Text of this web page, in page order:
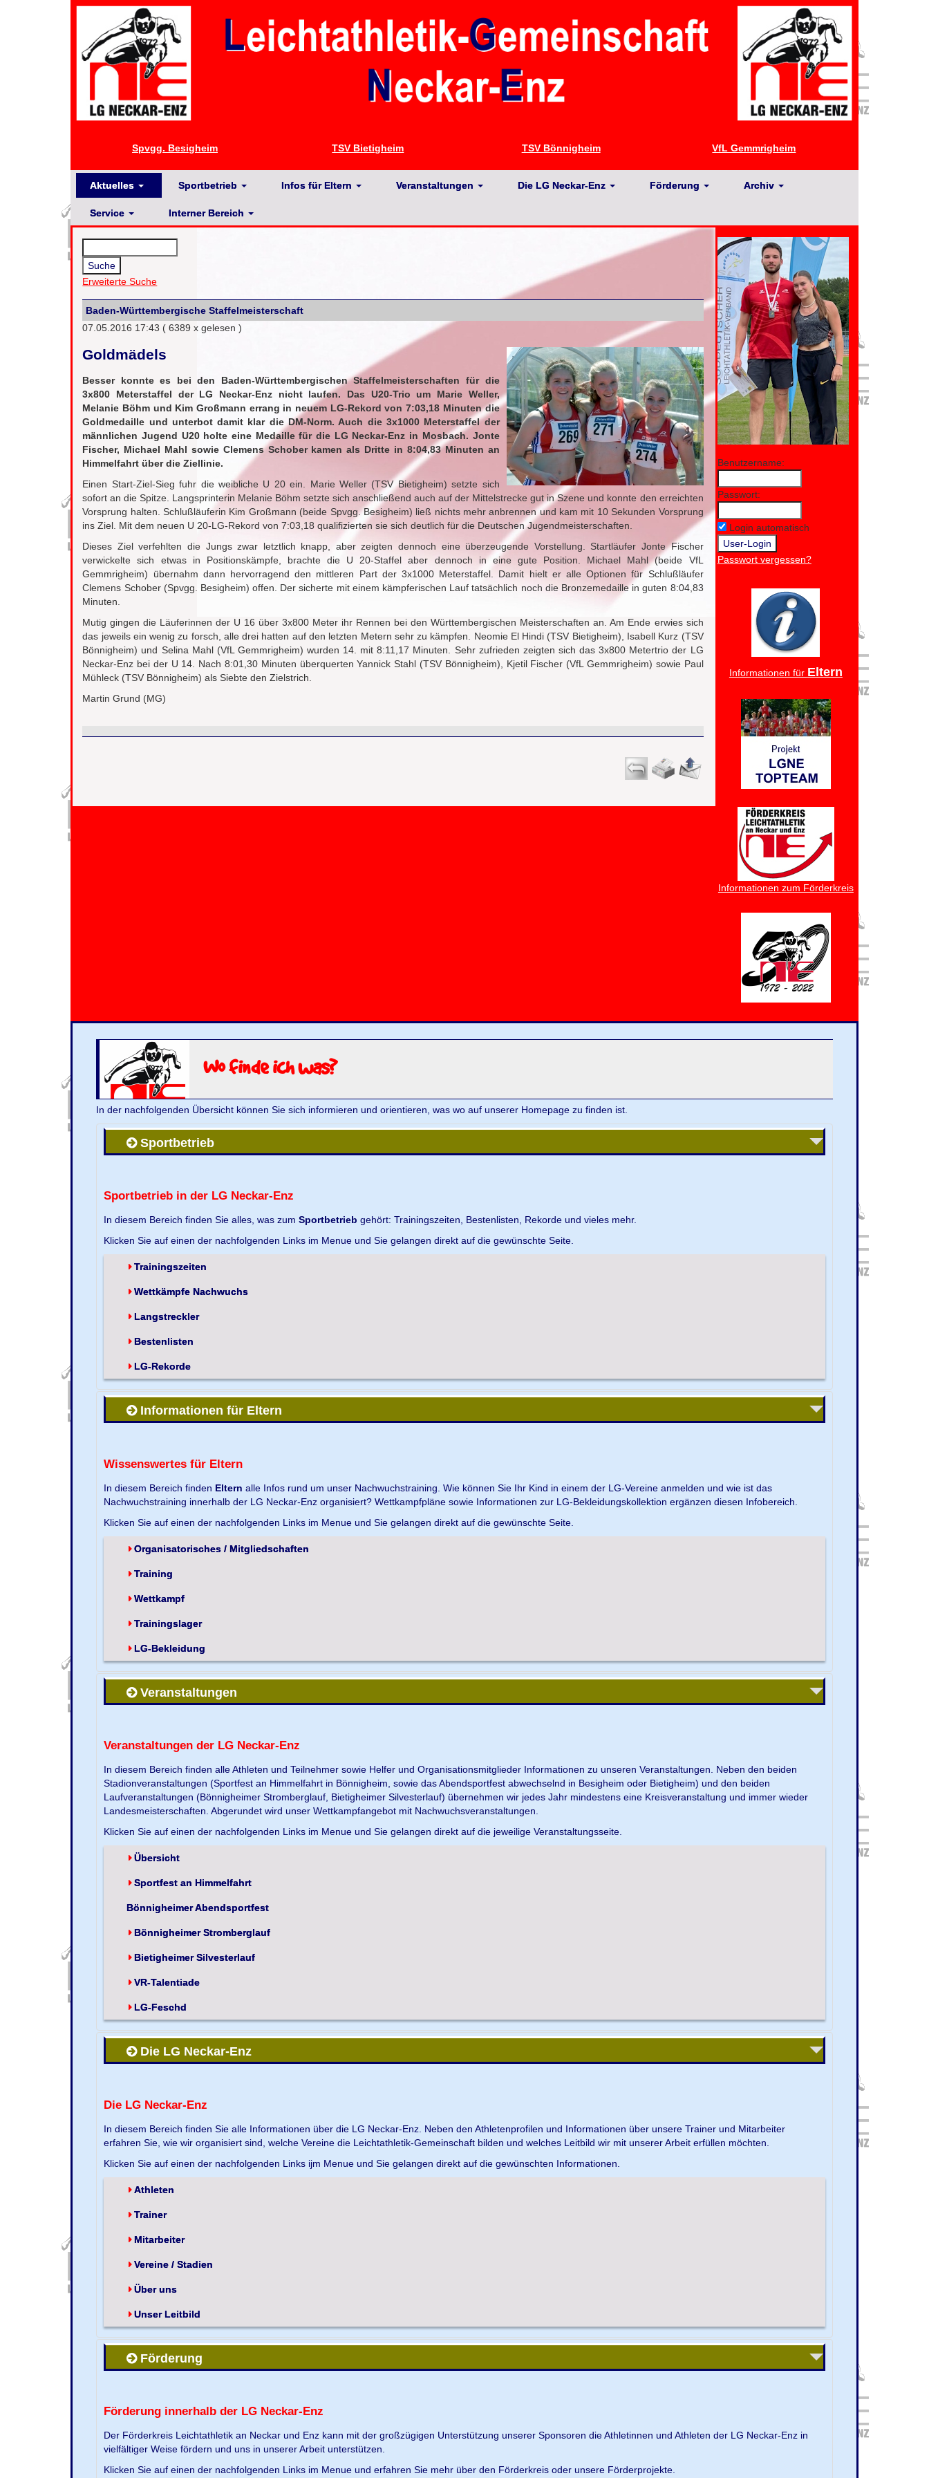
Spvgg. Besigheim TSV Bietigheim TSV Bönnigheim VfL Gemmrigheim
Aktuelles Sportbetrieb Infos für Eltern Veranstaltungen Die LG Neckar-Enz Förderung Archiv
Service Interner Bereich
Erweiterte Suche
Baden-Württembergische Staffelmeisterschaft
07.05.2016 17:43 ( 6389 x gelesen )
Goldmädels
Besser konnte es bei den Baden-Württembergischen Staffelmeisterschaften für die
3x800 Meterstaffel der LG Neckar-Enz nicht laufen. Das U20-Trio um Marie Weller,
Melanie Böhm und Kim Großmann errang in neuem LG-Rekord von 7:03,18 Minuten die
Goldmedaille und unterbot damit klar die DM-Norm. Auch die 3x1000 Meterstaffel der
männlichen Jugend U20 holte eine Medaille für die LG Neckar-Enz in Mosbach. Jonte
Fischer, Michael Mahl sowie Clemens Schober kamen als Dritte in 8:04,83 Minuten an
Himmelfahrt über die Ziellinie.
Einen Start-Ziel-Sieg fuhr die weibliche U 20 ein. Marie Weller (TSV Bietigheim) setzte sich
sofort an die Spitze. Langsprinterin Melanie Böhm setzte sich anschließend auch auf der Mittelstrecke gut in Szene und konnte den erreichten
Vorsprung halten. Schlußläuferin Kim Großmann (beide Spvgg. Besigheim) ließ nichts mehr anbrennen und kam mit 10 Sekunden Vorsprung
ins Ziel. Mit dem neuen U 20-LG-Rekord von 7:03,18 qualifizierten sie sich deutlich für die Deutschen Jugendmeisterschaften.
Dieses Ziel verfehlten die Jungs zwar letztlich knapp, aber zeigten dennoch eine überzeugende Vorstellung. Startläufer Jonte Fischer
verwickelte sich etwas in Positionskämpfe, brachte die U 20-Staffel aber dennoch in eine gute Position. Michael Mahl (beide VfL
Gemmrigheim) übernahm dann hervorragend den mittleren Part der 3x1000 Meterstaffel. Damit hielt er alle Optionen für Schlußläufer
Clemens Schober (Spvgg. Besigheim) offen. Der sicherte mit einem kämpferischen Lauf tatsächlich noch die Bronzemedaille in guten 8:04,83
Minuten.
Mutig gingen die Läuferinnen der U 16 über 3x800 Meter ihr Rennen bei den Württembergischen Meisterschaften an. Am Ende erwies sich
das jeweils ein wenig zu forsch, alle drei hatten auf den letzten Metern sehr zu kämpfen. Neomie El Hindi (TSV Bietigheim), Isabell Kurz (TSV
Bönnigheim) und Selina Mahl (VfL Gemmrigheim) wurden 14. mit 8:11,17 Minuten. Sehr zufrieden zeigten sich das 3x800 Metertrio der LG
Neckar-Enz bei der U 14. Nach 8:01,30 Minuten überquerten Yannick Stahl (TSV Bönnigheim), Kjetil Fischer (VfL Gemmrigheim) sowie Paul
Mühleck (TSV Bönnigheim) als Siebte den Zielstrich.
Martin Grund (MG)
Benutzername:
Passwort:
Login automatisch
Passwort vergessen?
Informationen für Eltern
Informationen zum Förderkreis
Wo finde ich was?
In der nachfolgenden Übersicht können Sie sich informieren und orientieren, was wo auf unserer Homepage zu finden ist.
Sportbetrieb
Sportbetrieb in der LG Neckar-Enz
In diesem Bereich finden Sie alles, was zumSportbetrieb gehört: Trainingszeiten, Bestenlisten, Rekorde und vieles mehr.
Klicken Sie auf einen der nachfolgenden Links im Menue und Sie gelangen direkt auf die gewünschte Seite.
Trainingszeiten
Wettkämpfe Nachwuchs
Langstreckler
Bestenlisten
LG-Rekorde
Informationen für Eltern
Wissenswertes für Eltern
In diesem Bereich finden Eltern alle Infos rund um unser Nachwuchstraining. Wie können Sie Ihr Kind in einem der LG-Vereine anmelden und wie ist das
Nachwuchstraining innerhalb der LG Neckar-Enz organisiert? Wettkampfpläne sowie Informationen zur LG-Bekleidungskollektion ergänzen diesen Infobereich.
Klicken Sie auf einen der nachfolgenden Links im Menue und Sie gelangen direkt auf die gewünschte Seite.
Organisatorisches / Mitgliedschaften
Training
Wettkampf
Trainingslager
LG-Bekleidung
Veranstaltungen
Veranstaltungen der LG Neckar-Enz
In diesem Bereich finden alle Athleten und Teilnehmer sowie Helfer und Organisationsmitglieder Informationen zu unseren Veranstaltungen. Neben den beiden
Stadionveranstaltungen (Sportfest an Himmelfahrt in Bönnigheim, sowie das Abendsportfest abwechselnd in Besigheim oder Bietigheim) und den beiden
Laufveranstaltungen (Bönnigheimer Stromberglauf, Bietigheimer Silvesterlauf) übernehmen wir jedes Jahr mindestens eine Kreisveranstaltung und immer wieder
Landesmeisterschaften. Abgerundet wird unser Wettkampfangebot mit Nachwuchsveranstaltungen.
Klicken Sie auf einen der nachfolgenden Links im Menue und Sie gelangen direkt auf die jeweilige Veranstaltungsseite.
Übersicht
Sportfest an Himmelfahrt
Bönnigheimer Abendsportfest
Bönnigheimer Stromberglauf
Bietigheimer Silvesterlauf
VR-Talentiade
LG-Feschd
Die LG Neckar-Enz
Die LG Neckar-Enz
In diesem Bereich finden Sie alle Informationen über die LG Neckar-Enz. Neben den Athletenprofilen und Informationen über unsere Trainer und Mitarbeiter
erfahren Sie, wie wir organisiert sind, welche Vereine die Leichtathletik-Gemeinschaft bilden und welches Leitbild wir mit unserer Arbeit erfüllen möchten.
Klicken Sie auf einen der nachfolgenden Links ijm Menue und Sie gelangen direkt auf die gewünschten Informationen.
Athleten
Trainer
Mitarbeiter
Vereine / Stadien
Über uns
Unser Leitbild
Förderung
Förderung innerhalb der LG Neckar-Enz
Der Förderkreis Leichtathletik an Neckar und Enz kann mit der großzügigen Unterstützung unserer Sponsoren die Athletinnen und Athleten der LG Neckar-Enz in
vielfältiger Weise fördern und uns in unserer Arbeit unterstützen.
Klicken Sie auf einen der nachfolgenden Links im Menue und erfahren Sie mehr über den Förderkreis oder unsere Förderprojekte.